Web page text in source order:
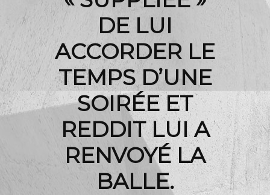
DE LUI
ACCORDER LE
TEMPS D’UNE
SOIRÉE ET
REDDIT LUI A
RENVOYÉ LA
BALLE.